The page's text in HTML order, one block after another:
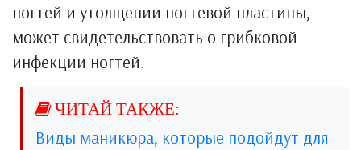
ногтей и утолщении ногтевой пластины,
может свидетельствовать о грибковой
инфекции ногтей.
Виды маникюра, которые подойдут для